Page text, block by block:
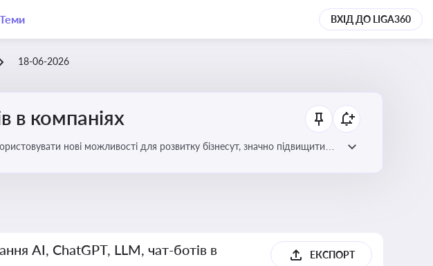
ВХІД ДО LIGA360
18-06-2026
в компаніях
нові можливості для розвитку бізнесут, значно підвищити
AI, ChatGPT, LLM, чат-ботів в
ЕКСПОРТ